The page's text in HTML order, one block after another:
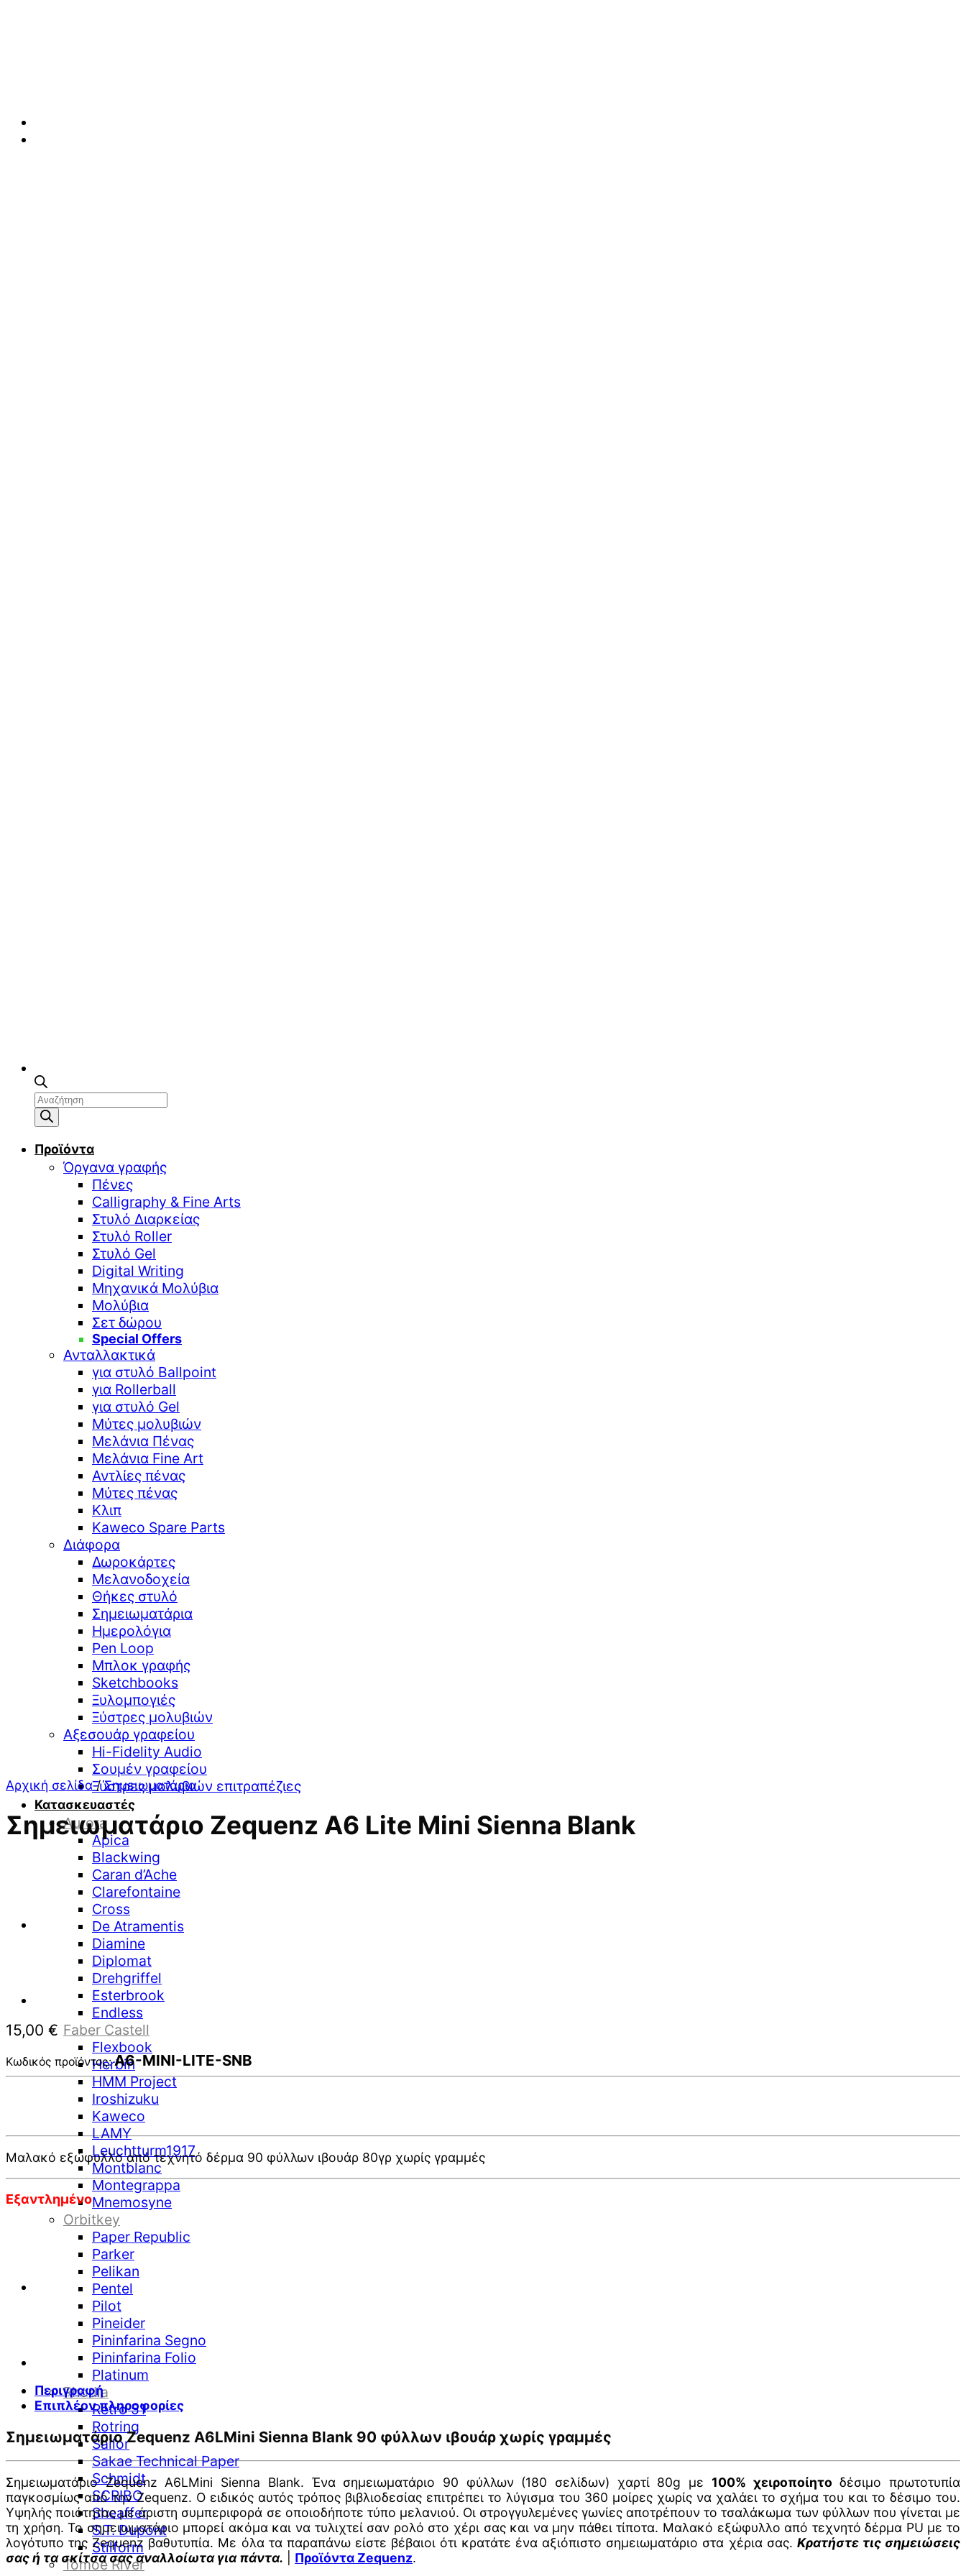
Αναζήτηση
προϊόντων
Προϊόντα
Όργανα γραφής
Πένες
Calligraphy & Fine Arts
Στυλό Διαρκείας
Στυλό Roller
Στυλό Gel
Digital Writing
Μηχανικά Μολύβια
Μολύβια
Σετ δώρου
Special Offers
Ανταλλακτικά
για στυλό Ballpoint
για Rollerball
για στυλό Gel
Μύτες μολυβιών
Μελάνια Πένας
Μελάνια Fine Art
Αντλίες πένας
Μύτες πένας
Κλιπ
Kaweco Spare Parts
Διάφορα
Δωροκάρτες
Μελανοδοχεία
Θήκες στυλό
Σημειωματάρια
Ημερολόγια
Pen Loop
Μπλοκ γραφής
Sketchbooks
Ξυλομπογιές
Ξύστρες μολυβιών
Αξεσουάρ γραφείου
Hi-Fidelity Audio
Σουμέν γραφείου
Ξύστρες μολυβιών επιτραπέζιες
Κατασκευαστές
Aurora
Apica
Blackwing
Caran d’Ache
Clarefontaine
Cross
De Atramentis
Diamine
Diplomat
Drehgriffel
Esterbrook
Endless
Faber Castell
Flexbook
Herbin
HMM Project
Iroshizuku
Kaweco
LAMY
Leuchtturm1917
Montblanc
Montegrappa
Mnemosyne
Orbitkey
Paper Republic
Parker
Pelikan
Pentel
Pilot
Pineider
Pininfarina Segno
Pininfarina Folio
Platinum
Rhodia
Retro 51
Rotring
Sailor
Sakae Technical Paper
Schmidt
SCRIBO
Sheaffer
S.T. Dupont
Stilform
Tomoe River
Αρχική σελίδα / Σημειωματάρια
Σημειωματάριο Zequenz A6 Lite Mini Sienna Blank
15,00 €
Κωδικός προϊόντος:A6-MINI-LITE-SNB
Μαλακό εξώφυλλο από τεχνητό δέρμα 90 φύλλων ιβουάρ 80γρ χωρίς γραμμές
Εξαντλημένο
Περιγραφή
Επιπλέον πληροφορίες
Σημειωματάριο Zequenz A6LMini Sienna Blank 90 φύλλων ιβουάρ χωρίς γραμμές
Σημειωματάριο Zequenz A6LMini Sienna Blank. Ένα σημειωματάριο 90 φύλλων (180 σελίδων) χαρτί 80g με 100% χειροποίητο δέσιμο πρωτοτυπία
παγκοσμίως από την Zequenz. Ο ειδικός αυτός τρόπος βιβλιοδεσίας επιτρέπει το λύγισμα του 360 μοίρες χωρίς να χαλάει το σχήμα του και το δέσιμο του.
Υψηλής ποιότητας με άριστη συμπεριφορά σε οποιοδήποτε τύπο μελανιού. Οι στρογγυλεμένες γωνίες αποτρέπουν το τσαλάκωμα των φύλλων που γίνεται με
τη χρήση. Το σημειωματάριο μπορεί ακόμα και να τυλιχτεί σαν ρολό στο χέρι σας και να μην πάθει τίποτα. Μαλακό εξώφυλλο από τεχνητό δέρμα PU με το
λογότυπο της Zequenz βαθυτυπία. Με όλα τα παραπάνω είστε βέβαιοι ότι κρατάτε ένα αξιόπιστο σημειωματάριο στα χέρια σας. Κρατήστε τις σημειώσεις
σας ή τα σκίτσα σας αναλλοίωτα για πάντα.
Προϊόντα Zequenz.